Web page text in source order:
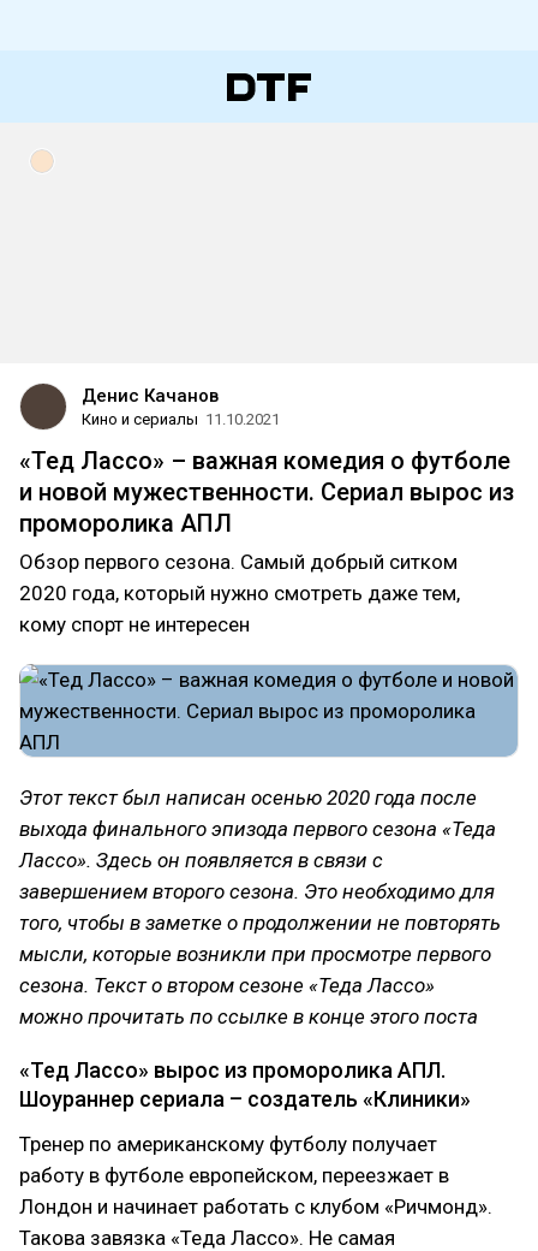
Денис Качанов
Кино и сериалы 11.10.2021
«Тед Лассо» – важная комедия о футболе
и новой мужественности. Сериал вырос из
проморолика АПЛ
Обзор первого сезона. Самый добрый ситком
2020 года, который нужно смотреть даже тем,
кому спорт не интересен
Этот текст был написан осенью 2020 года после
выхода финального эпизода первого сезона «Теда
Лассо». Здесь он появляется в связи с
завершением второго сезона. Это необходимо для
того, чтобы в заметке о продолжении не повторять
мысли, которые возникли при просмотре первого
сезона. Текст о втором сезоне «Теда Лассо»
можно прочитать по ссылке в конце этого поста
«Тед Лассо» вырос из проморолика АПЛ.
Шоураннер сериала – создатель «Клиники»
Тренер по американскому футболу получает
работу в футболе европейском, переезжает в
Лондон и начинает работать с клубом «Ричмонд».
Такова завязка «Теда Лассо». Не самая